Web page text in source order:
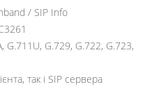
/ SIP Info
G.711U, G.729, G.722, G.723,
так і SIP сервера